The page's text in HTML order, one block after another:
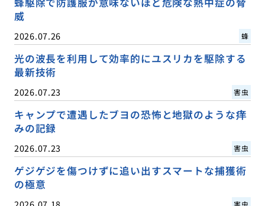
威
2026.07.26 蜂
光の波長を利用して効率的にユスリカを駆除する
最新技術
2026.07.23 害虫
キャンプで遭遇したブヨの恐怖と地獄のような痒
みの記録
2026.07.23 害虫
ゲジゲジを傷つけずに追い出すスマートな捕獲術
の極意